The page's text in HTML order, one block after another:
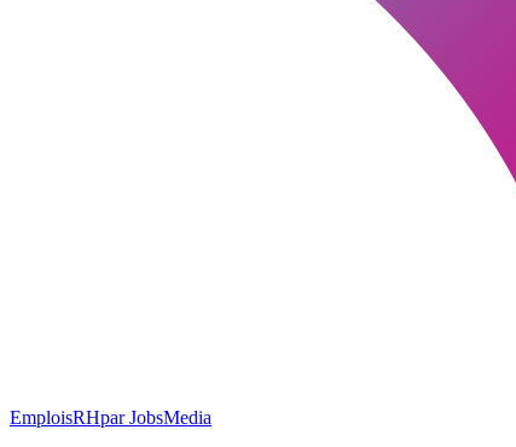
EmploisRHpar JobsMedia